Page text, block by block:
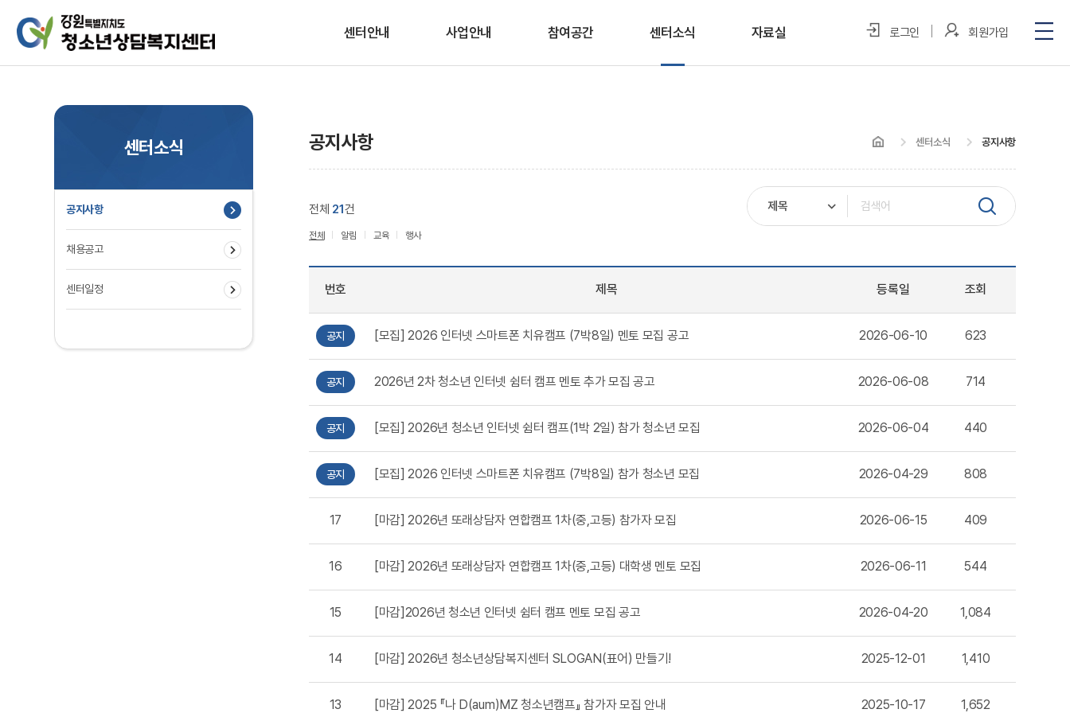
센터안내 사업안내 참여공간 센터소식 자료실 로그인 회원가입
센터소식
공지사항
채용공고
센터일정
공지사항 센터소식 공지사항
전체 21건
전체 알림 교육 행사
번호 제목 등록일 조회
공지 [모집] 2026 인터넷 스마트폰 치유캠프 (7박8일) 멘토 모집 공고 2026-06-10 623
공지 2026년 2차 청소년 인터넷 쉼터 캠프 멘토 추가 모집 공고 2026-06-08 714
공지 [모집] 2026년 청소년 인터넷 쉼터 캠프(1박 2일) 참가 청소년 모집 2026-06-04 440
공지 [모집] 2026 인터넷 스마트폰 치유캠프 (7박8일) 참가 청소년 모집 2026-04-29 808
17 [마감] 2026년 또래상담자 연합캠프 1차(중,고등) 참가자 모집 2026-06-15 409
16 [마감] 2026년 또래상담자 연합캠프 1차(중,고등) 대학생 멘토 모집 2026-06-11 544
15 [마감]2026년 청소년 인터넷 쉼터 캠프 멘토 모집 공고 2026-04-20 1,084
14 [마감] 2026년 청소년상담복지센터 SLOGAN(표어) 만들기! 2025-12-01 1,410
13 [마감] 2025 『나 D(aum)MZ 청소년캠프』 참가자 모집 안내 2025-10-17 1,652